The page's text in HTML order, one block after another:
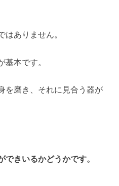
はありません。
基本です。
を磨き、それに見合う器が
きいるかどうかです。